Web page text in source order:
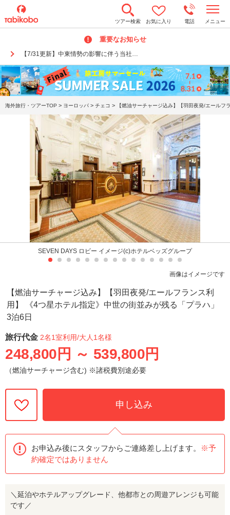
ツアー検索 お気に入り 電話 メニュー
重要なお知らせ
【7/31更新】中東情勢の影響に伴う当社…
o
n
a
v
i
g
海外旅行・ツアーTOP > ヨーロッパ > チェコ > 【燃油サーチャージ込み】【羽田夜発/エール
SEVEN DAYS ロビー イメージ(c)ホテルベッズグループ
画像はイメージです
【燃油サーチャージ込み】【羽田夜発/エールフランス利
用】 《4つ星ホテル指定》中世の街並みが残る「プラハ」
3泊6日
旅行代金 2名1室利用/大人1名様
248,800円 ～ 539,800円
（燃油サーチャージ含む) ※諸税費別途必要
申し込み
お申込み後にスタッフからご連絡差し上げます。
※予
約確定ではありません
＼延泊やホテルアップグレード、他都市との周遊アレンジも可能
です／